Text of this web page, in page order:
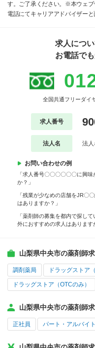
す。ご了承ください。※本ウェ
電話にてキャリアアドバイザー
求人につ
お電話で
全国共通フリーダイ
求人番号
法人名 法人
お問い合わせの例
「求人番号〇〇〇〇〇〇に興
か？」
「残業が少なめの店舗をJR〇
はありますか？」
「薬剤師の募集を都内で探し
外におすすめの求人はあります
山梨県中央市の薬剤師
調剤薬局 ドラッグストア
ドラッグストア（OTCのみ）
山梨県中央市の薬剤師
正社員 パート・アルバイト